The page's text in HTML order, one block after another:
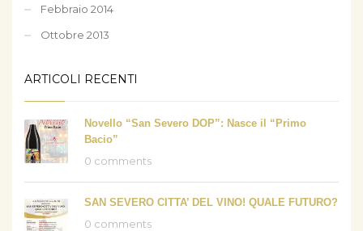
Febbraio 2014
Ottobre 2013
ARTICOLI RECENTI
Novello “San Severo DOP”: Nasce il “Primo
Bacio”
0 comments
SAN SEVERO CITTA’ DEL VINO! QUALE FUTURO?
0 comments